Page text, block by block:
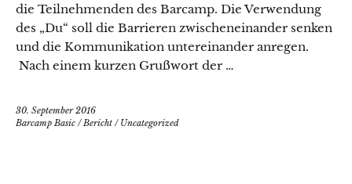
die Teilnehmenden des Barcamp. Die Verwendung
des „Du“ soll die Barrieren zwischeneinander senken
und die Kommunikation untereinander anregen.
Nach einem kurzen Grußwort der …
30. September 2016
Barcamp Basic /Bericht / Uncategorized